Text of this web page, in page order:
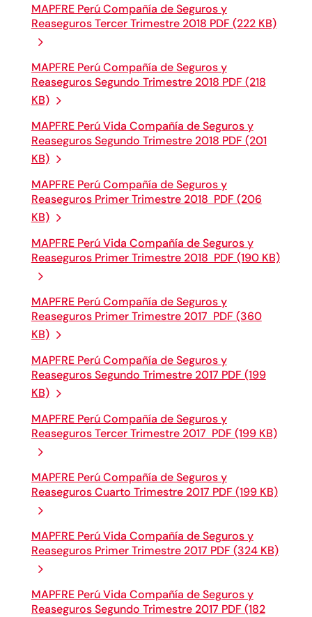
MAPFRE Perú Compañía de Seguros y
Reaseguros Tercer Trimestre 2018 PDF (222 KB)
MAPFRE Perú Compañía de Seguros y
Reaseguros Segundo Trimestre 2018 PDF (218
KB)
MAPFRE Perú Vida Compañía de Seguros y
Reaseguros Segundo Trimestre 2018 PDF (201
KB)
MAPFRE Perú Compañía de Seguros y
Reaseguros Primer Trimestre 2018 PDF (206
KB)
MAPFRE Perú Vida Compañía de Seguros y
Reaseguros Primer Trimestre 2018 PDF (190 KB)
MAPFRE Perú Compañía de Seguros y
Reaseguros Primer Trimestre 2017 PDF (360
KB)
MAPFRE Perú Compañía de Seguros y
Reaseguros Segundo Trimestre 2017 PDF (199
KB)
MAPFRE Perú Compañía de Seguros y
Reaseguros Tercer Trimestre 2017 PDF (199 KB)
MAPFRE Perú Compañía de Seguros y
Reaseguros Cuarto Trimestre 2017 PDF (199 KB)
MAPFRE Perú Vida Compañía de Seguros y
Reaseguros Primer Trimestre 2017 PDF (324 KB)
MAPFRE Perú Vida Compañía de Seguros y
Reaseguros Segundo Trimestre 2017 PDF (182